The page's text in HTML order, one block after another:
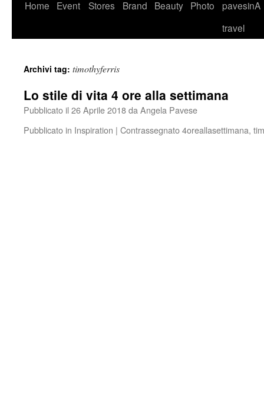
VaiHome Event Stores Brand Beauty Photo
pavesinA
travel
Archivi tag: timothyferris
Lo stile di vita 4 ore alla settimana
Pubblicato il 26 Aprile 2018da Angela Pavese
Pubblicato in Inspiration | Contrassegnato4oreallasettimana,